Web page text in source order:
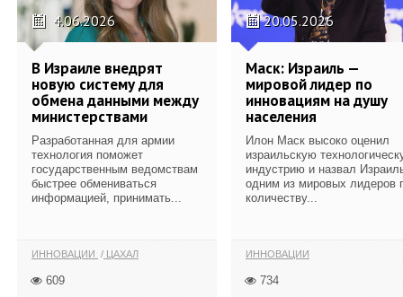
4.06.2026
В Израиле внедрят
новую систему для
обмена данными между
министерствами
Разработанная для армии
технология поможет
государственным ведомствам
быстрее обмениваться
информацией, принимать...
ИННОВАЦИИ ЦАХАЛ
609
20.05.2026
Маск: Израиль —
мировой лидер по
инновациям на душу
населения
Илон Маск высоко оценил
израильскую
индустрию и назвал
одним из мировых лидеров
количеству...
ИННОВАЦИИ
734